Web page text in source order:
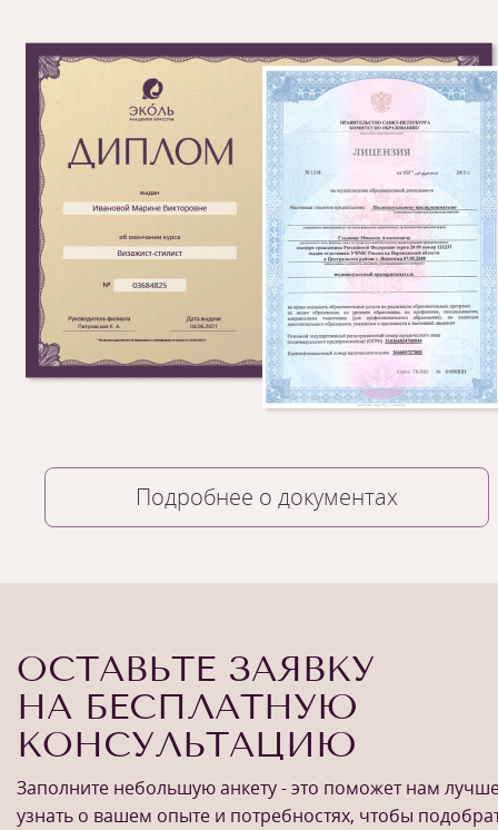
Подробнее о документах
ОСТАВЬТЕ ЗАЯВКУ
НА БЕСПЛАТНУЮ
КОНСУЛЬТАЦИЮ
Заполните небольшую анкету - это поможет нам
узнать о вашем опыте и потребностях, чтобы